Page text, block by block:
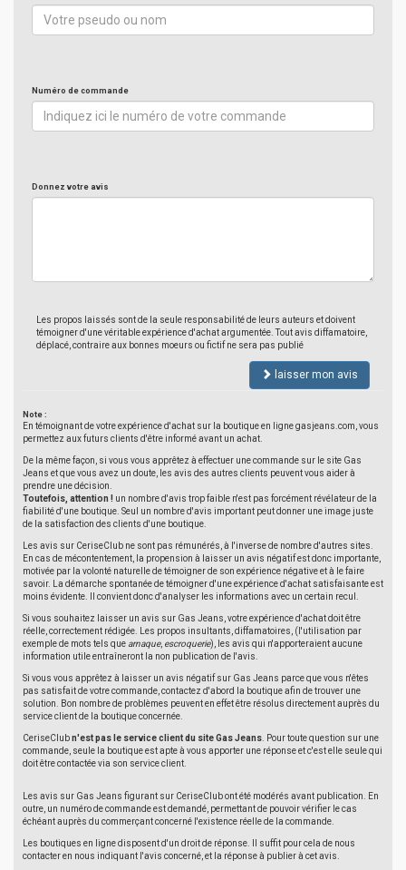
Numéro de commande
Donnez votre avis
Les propos laissés sont de la seule responsabilité de leurs auteurs et doivent
témoigner d'une véritable expérience d'achat argumentée. Tout avis diffamatoire,
déplacé, contraire aux bonnes moeurs ou fictif ne sera pas publié
laisser mon avis
Note :
En témoignant de votre expérience d'achat sur la boutique en ligne gasjeans.com, vous
permettez aux futurs clients d'être informé avant un achat.
De la même façon, si vous vous apprêtez à effectuer une commande sur le site Gas
Jeans et que vous avez un doute, les avis des autres clients peuvent vous aider à
prendre une décision.
Toutefois, attention ! un nombre d'avis trop faible n'est pas forcément révélateur de la
fiabilité d'une boutique. Seul un nombre d'avis important peut donner une image juste
de la satisfaction des clients d'une boutique.
Les avis sur CeriseClub ne sont pas rémunérés, à l'inverse de nombre d'autres sites.
En cas de mécontentement, la propension à laisser un avis négatif est donc importante,
motivée par la volonté naturelle de témoigner de son expérience négative et à le faire
savoir. La démarche spontanée de témoigner d'une expérience d'achat satisfaisante est
moins évidente. Il convient donc d'analyser les informations avec un certain recul.
Si vous souhaitez laisser un avis sur Gas Jeans, votre expérience d'achat doit être
réelle, correctement rédigée. Les propos insultants, diffamatoires, (l'utilisation par
exemple de mots tels que arnaque, escroquerie), les avis qui n'apporteraient aucune
information utile entraîneront la non publication de l'avis.
Si vous vous apprêtez à laisser un avis négatif sur Gas Jeans parce que vous n'êtes
pas satisfait de votre commande, contactez d'abord la boutique afin de trouver une
solution. Bon nombre de problèmes peuvent en effet être résolus directement auprès du
service client de la boutique concernée.
CeriseClubn'est pas le service client du site Gas Jeans . Pour toute question sur une
commande, seule la boutique est apte à vous apporter une réponse et c'est elle seule qui
doit être contactée via son service client.
Les avis sur Gas Jeans figurant sur CeriseClub ont été modérés avant publication. En
outre, un numéro de commande est demandé, permettant de pouvoir vérifier le cas
échéant auprès du commerçant concerné l'existence réelle de la commande.
Les boutiques en ligne disposent d'un droit de réponse. Il suffit pour cela de nous
contacter en nous indiquant l'avis concerné, et la réponse à publier à cet avis.